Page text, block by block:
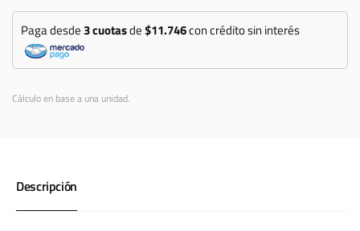
Paga desde 3 cuotasde$11.746con crédito sin interés
Cálculo en base a una unidad.
Descripción